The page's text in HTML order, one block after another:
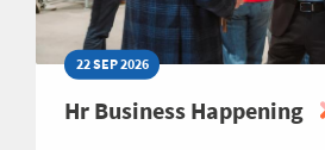
22 SEP 2026
Hr Business Happening